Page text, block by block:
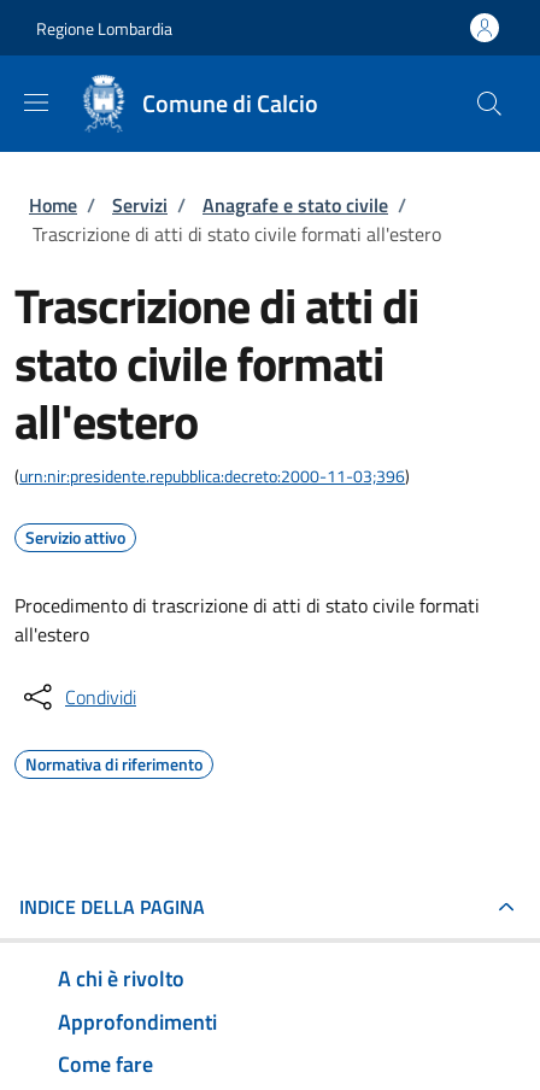
Regione Lombardia
Comune di Calcio
Briciole di pane
Home / Servizi / Anagrafe e stato civile /
Trascrizione di atti di stato civile formati all'estero
Trascrizione di atti di
stato civile formati
all'estero
(urn:nir:presidente.repubblica:decreto:2000-11-03;396)
Servizio attivo
Procedimento di trascrizione di atti di stato civile formati
all'estero
Condividi
Normativa di riferimento
INDICE DELLA PAGINA
A chi è rivolto
Approfondimenti
Come fare